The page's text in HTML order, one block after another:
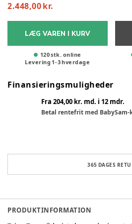
2.448,00 kr.
LÆG VAREN I KURV
120 stk. online
Levering 1-3hverdage
Finansieringsmuligheder
Fra 204,00 kr. md. i 12 mdr.
Betal rentefrit med BabySam-
365 DAGES
PRODUKTINFORMATION